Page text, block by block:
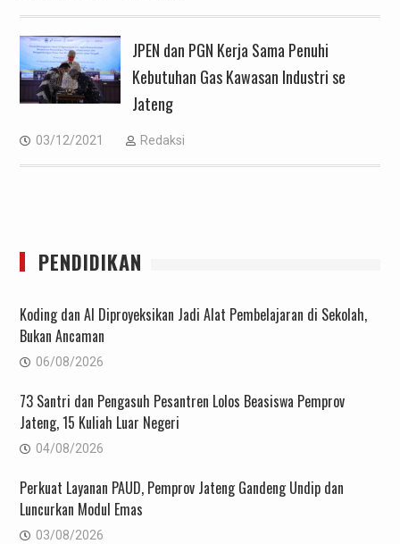
JPEN dan PGN Kerja Sama Penuhi
Kebutuhan Gas Kawasan Industri se
Jateng
03/12/2021 Redaksi
PENDIDIKAN
Koding dan AI Diproyeksikan Jadi Alat Pembelajaran di Sekolah,
Bukan Ancaman
06/08/2026
73 Santri dan Pengasuh Pesantren Lolos Beasiswa Pemprov
Jateng, 15 Kuliah Luar Negeri
04/08/2026
Perkuat Layanan PAUD, Pemprov Jateng Gandeng Undip dan
Luncurkan Modul Emas
03/08/2026